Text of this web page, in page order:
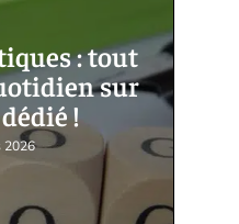
: tout
sur
!
2026